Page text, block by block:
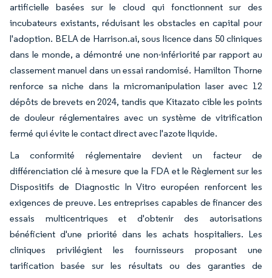
artificielle basées sur le cloud qui fonctionnent sur des
incubateurs existants, réduisant les obstacles en capital pour
l'adoption. BELA de Harrison.ai, sous licence dans 50 cliniques
dans le monde, a démontré une non-infériorité par rapport au
classement manuel dans un essai randomisé. Hamilton Thorne
renforce sa niche dans la micromanipulation laser avec 12
dépôts de brevets en 2024, tandis que Kitazato cible les points
de douleur réglementaires avec un système de vitrification
fermé qui évite le contact direct avec l'azote liquide.
La conformité réglementaire devient un facteur de
différenciation clé à mesure que la FDA et le Règlement sur les
Dispositifs de Diagnostic In Vitro européen renforcent les
exigences de preuve. Les entreprises capables de financer des
essais multicentriques et d'obtenir des autorisations
bénéficient d'une priorité dans les achats hospitaliers. Les
cliniques privilégient les fournisseurs proposant une
tarification basée sur les résultats ou des garanties de